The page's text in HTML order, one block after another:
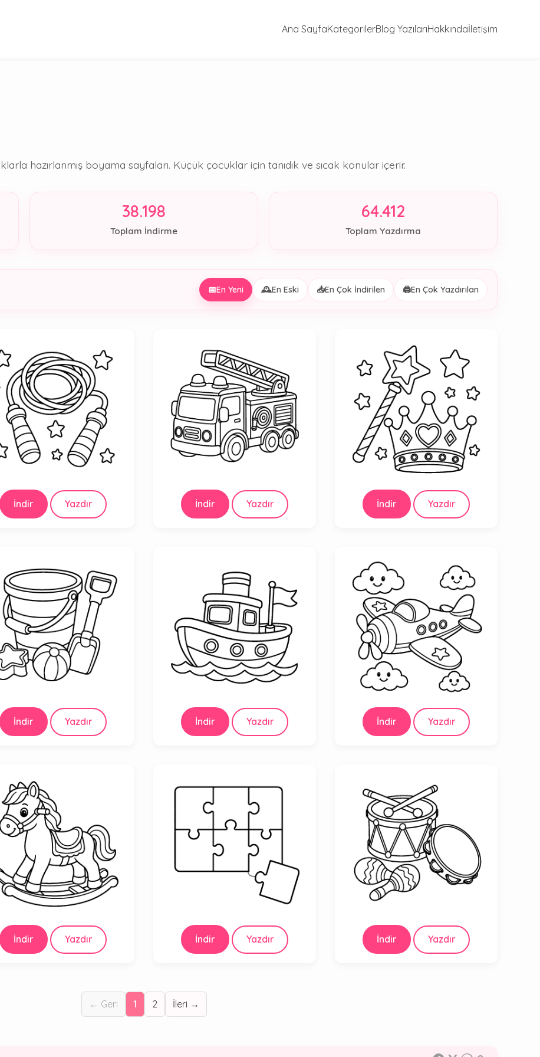
Ana SayfaKategorilerBlog YazılarıHakkındaİletişim
hazırlanmış boyama sayfaları. Küçük çocuklar için tanıdık ve sıcak konular içerir.
38.198
Toplam İndirme
64.412
Toplam Yazdırma
📅En Yeni 🕰️En Eski 📥En Çok İndirilen 🖨️En Çok Yazdırılan
İndir Yazdır İndir Yazdır İndir Yazdır
İndir Yazdır İndir Yazdır İndir Yazdır
İndir Yazdır İndir Yazdır İndir Yazdır
← Geri 1 2 İleri →